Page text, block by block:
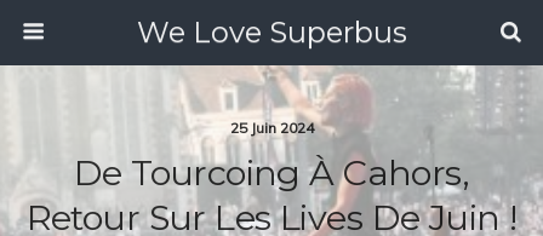
We Love Superbus
25 Juin 2024
De Tourcoing À Cahors,
Retour Sur Les Lives De Juin !